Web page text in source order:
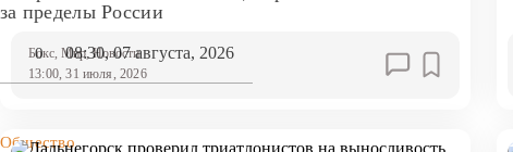
за пределы России
0 08:30, 07 августа, 2026
Общество
Бокс , Мир, Новости
13:00, 31 июля, 2026